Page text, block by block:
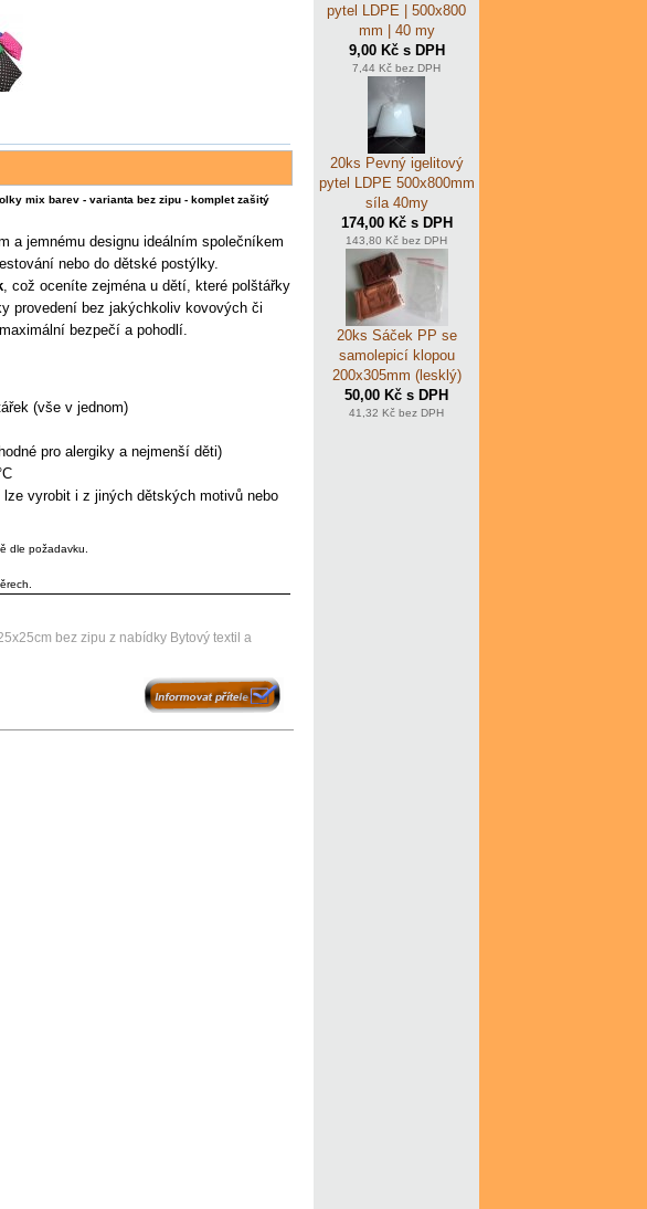
mix barev - varianta bez zipu - komplet zašitý
a jemnému designu ideálním společníkem
nebo do dětské postýlky.
, což oceníte zejména u dětí, které polštářky
provedení bez jakýchkoliv kovových či
bezpečí a pohodlí.
(vše v jednom)
pro alergiky a nejmenší děti)
vyrobit i z jiných dětských motivů nebo
dle požadavku.
bez zipu z nabídky Bytový textil a
pytel LDPE | 500x800
mm | 40 my
9,00 Kč s DPH
7,44 Kč bez DPH
20ks Pevný igelitový
pytel LDPE 500x800mm
síla 40my
174,00 Kč s DPH
143,80 Kč bez DPH
20ks Sáček PP se
samolepicí klopou
200x305mm (lesklý)
50,00 Kč s DPH
41,32 Kč bez DPH